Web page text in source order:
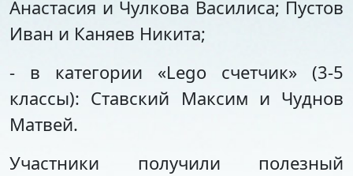
Анастасия и Чулкова Василиса; Пустов
Иван и Каняев Никита;
- в категории «Lego счетчик» (3-5
классы): Ставский Максим и Чуднов
Матвей.
Участники получили полезный